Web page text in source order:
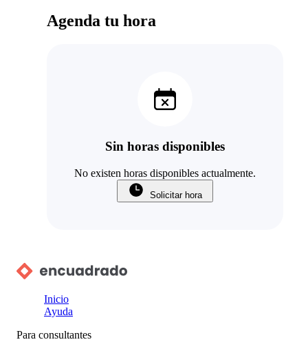
Agenda tu hora
Sin horas disponibles
No existen horas disponibles actualmente.
Solicitar hora
Inicio
Ayuda
Para consultantes